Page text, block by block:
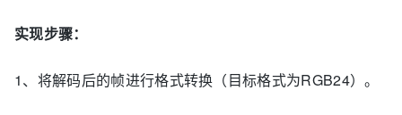
实现步骤：
1、将解码后的帧进行格式转换（目标格式为RGB24）。